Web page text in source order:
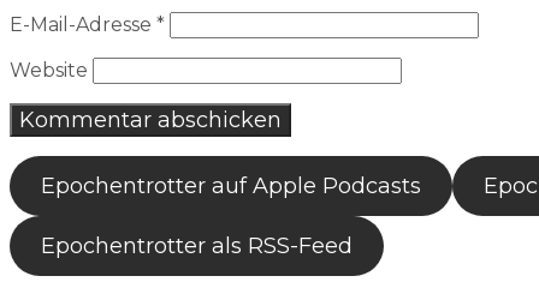
E-Mail-Adresse *
Website
Epochentrotter auf Apple Podcasts
Epochentrotter als RSS-Feed